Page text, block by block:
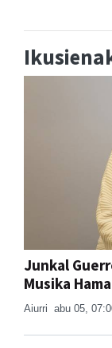
Junkal
Musika
Aiurri abu 05,